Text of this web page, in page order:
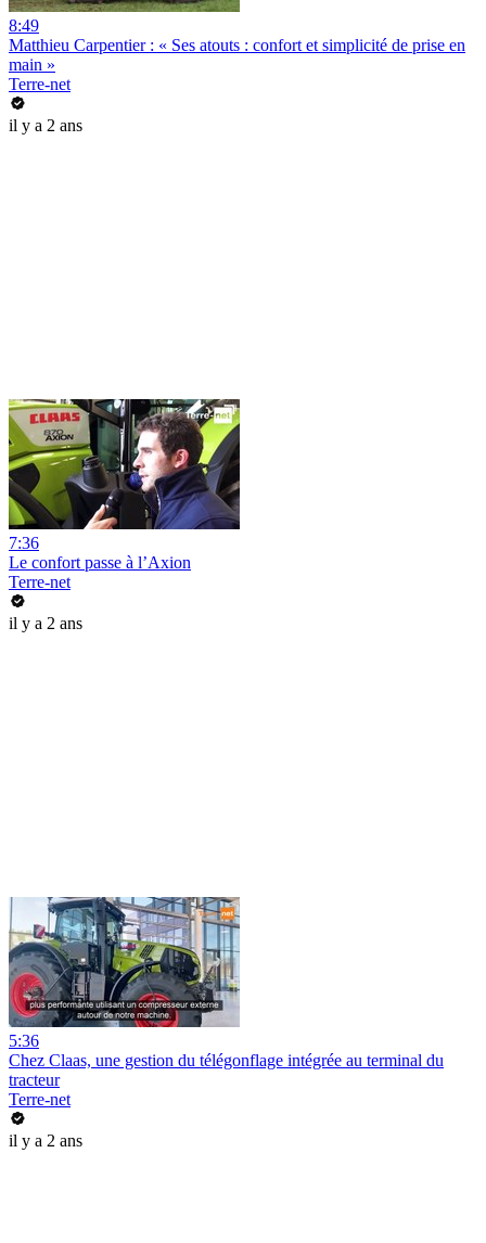
8:49
Matthieu Carpentier : « Ses atouts : confort et simplicité de prise en
main »
Terre-net
il y a 2 ans
7:36
Le confort passe à l’Axion
Terre-net
il y a 2 ans
5:36
Chez Claas, une gestion du télégonflage intégrée au terminal du
tracteur
Terre-net
il y a 2 ans